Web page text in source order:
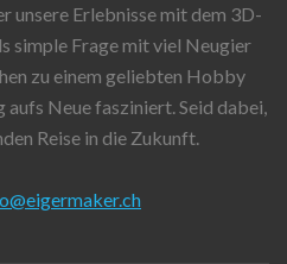
unsere Erlebnisse mit dem 3D-
simple Frage mit viel Neugier
zu einem geliebten Hobby
aufs Neue fasziniert. Seid dabei,
Reise in die Zukunft.